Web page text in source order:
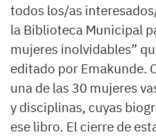
todos los/as
la Biblioteca Municipal
mujeres inolvidables”
editado por Emakunde.
una de las 30 mujeres
y disciplinas, cuyas
ese libro. El cierre de